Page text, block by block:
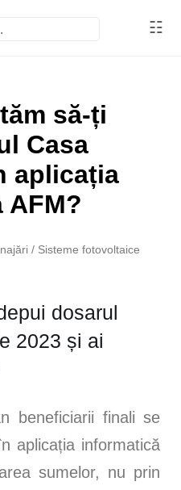
☷
să-ți
Casa
aplicația
AFM?
/ Sisteme fotovoltaice
dosarul
2023 și ai
beneficiarii finali se
aplicația informatică
sumelor, nu prin